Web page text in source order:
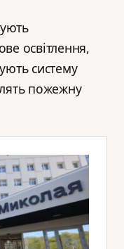
освітлення,
систему
пожежну